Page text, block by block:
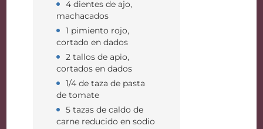
4 dientes de ajo,
machacados
1 pimiento rojo,
cortado en dados
2 tallos de apio,
cortados en dados
1/4 de taza de pasta
de tomate
5 tazas de caldo de
carne reducido en sodio